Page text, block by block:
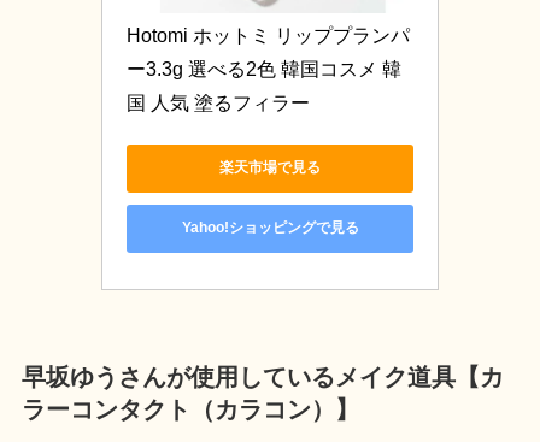
Hotomi ホットミ リッププランパ
ー3.3g 選べる2色 韓国コスメ 韓
国 人気 塗るフィラー
楽天市場で見る
Yahoo!ショッピングで見る
早坂ゆうさんが使用しているメイク道具【カ
ラーコンタクト（カラコン）】